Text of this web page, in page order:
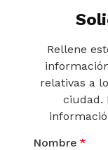
Rellene
relativas a
ciudad.
Nombre *